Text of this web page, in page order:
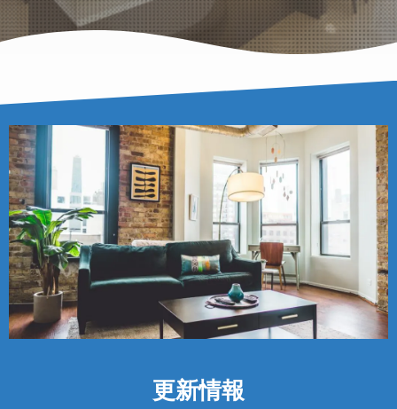
更新情報